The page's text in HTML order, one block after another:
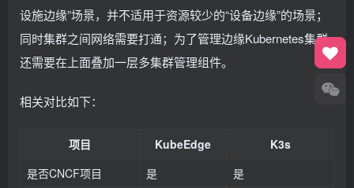
设施边缘”场景，并不适用于资源较少的“设备边缘”的场景；
同时集群之间网络需要打通；为了管理边缘Kubernetes集群
还需要在上面叠加一层多集群管理组件。
相关对比如下：
项目 KubeEdge
K3s
是否CNCF项目
是 是